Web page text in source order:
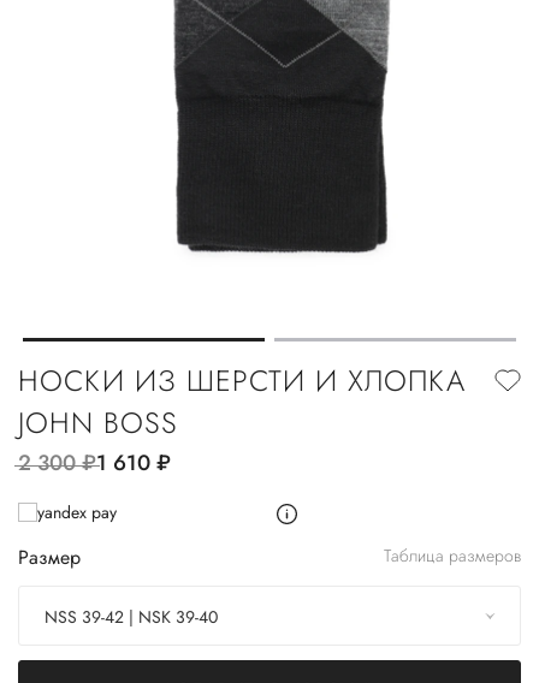
НОСКИ ИЗ ШЕРСТИ И ХЛОПКА
JOHN BOSS
2 300руб.1 610руб.
Размер Таблица размеров
NSS 39-42 | NSK 39-40